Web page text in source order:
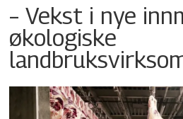
– Vekst i nye
økologiske